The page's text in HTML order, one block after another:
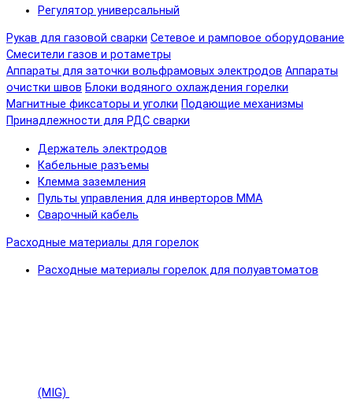
Регулятор универсальный
Рукав для газовой сварки Сетевое и рамповое оборудование
Смесители газов и ротаметры
Аппараты для заточки вольфрамовых электродов Аппараты
очистки швов Блоки водяного охлаждения горелки
Магнитные фиксаторы и уголки Подающие механизмы
Принадлежности для РДС сварки
Держатель электродов
Кабельные разъемы
Клемма заземления
Пульты управления для инверторов MMA
Сварочный кабель
Расходные материалы для горелок
Расходные материалы горелок для полуавтоматов
(MIG)